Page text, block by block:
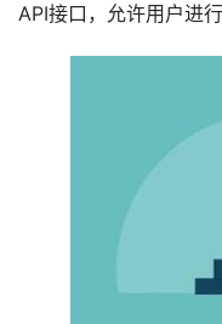
API接口，允许用户进